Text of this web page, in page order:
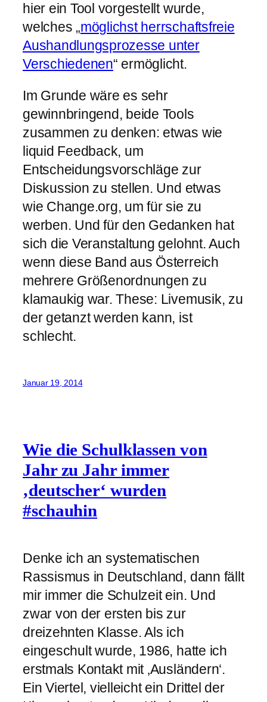
hier ein Tool vorgestellt wurde,
welches „möglichst herrschaftsfreie
Aushandlungsprozesse unter
Verschiedenen“ ermöglicht.
Im Grunde wäre es sehr
gewinnbringend, beide Tools
zusammen zu denken: etwas wie
liquid Feedback, um
Entscheidungsvorschläge zur
Diskussion zu stellen. Und etwas
wie Change.org, um für sie zu
werben. Und für den Gedanken hat
sich die Veranstaltung gelohnt. Auch
wenn diese Band aus Österreich
mehrere Größenordnungen zu
klamaukig war. These: Livemusik, zu
der getanzt werden kann, ist
schlecht.
Januar 19, 2014
Wie die Schulklassen von
Jahr zu Jahr immer
‚deutscher‘ wurden
#schauhin
Denke ich an systematischen
Rassismus in Deutschland, dann fällt
mir immer die Schulzeit ein. Und
zwar von der ersten bis zur
dreizehnten Klasse. Als ich
eingeschult wurde, 1986, hatte ich
erstmals Kontakt mit ‚Ausländern‘.
Ein Viertel, vielleicht ein Drittel der